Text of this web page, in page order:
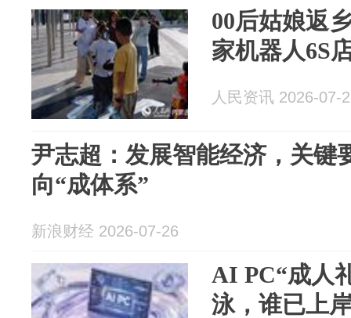
00后姑娘返
家机器人6S
人民资讯 2026-07-
尹志超：发展智能经济，关键
向“成体系”
新浪财经 2026-07-26
AI PC“成人
泳，谁已上